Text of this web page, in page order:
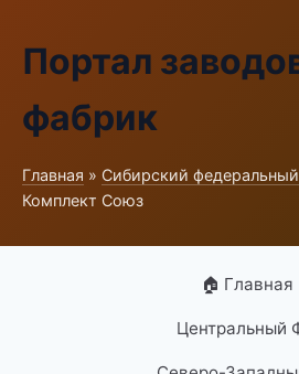
Портал
фабрик
Главная » Сибирский
Комплект Союз
🏠 Главная
Центральный